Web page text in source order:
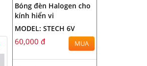
Bóng đèn Halogen cho
kính hiển vi
MODEL: STECH 6V
60,000 đ MUA